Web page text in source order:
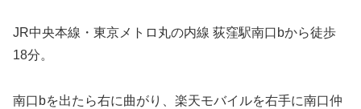
JR中央本線・東京メトロ丸の内線 荻窪駅南口bから徒歩
18分。
南口bを出たら右に曲がり、楽天モバイルを右手に南口仲